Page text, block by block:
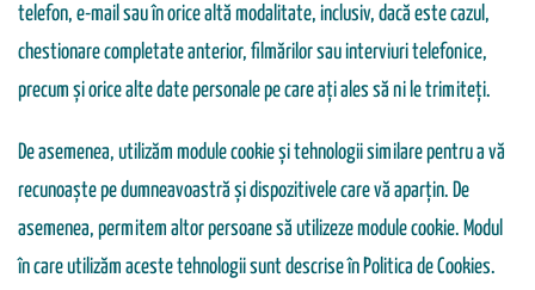
telefon, e-mail sau în orice altă modalitate, inclusiv, dacă este cazul,
chestionare completate anterior, filmărilor sau interviuri telefonice,
precum și orice alte date personale pe care ați ales să ni le trimiteți.
De asemenea, utilizăm module cookie și tehnologii similare pentru a vă
recunoaște pe dumneavoastră și dispozitivele care vă aparțin. De
asemenea, permitem altor persoane să utilizeze module cookie. Modul
în care utilizăm aceste tehnologii sunt descrise în Politica de Cookies.